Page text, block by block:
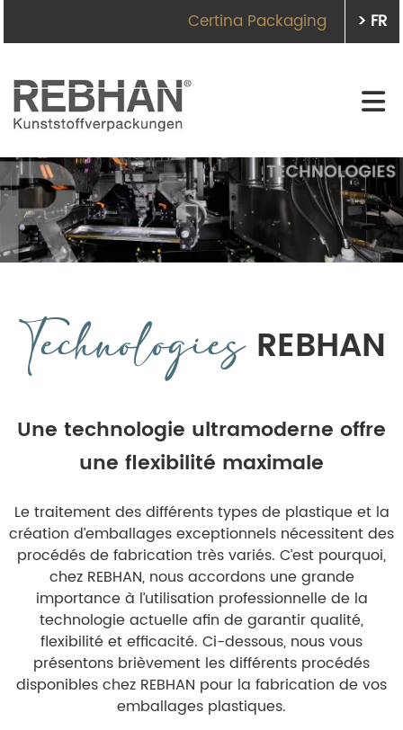
Certina Packaging > FR
Technologies REBHAN
Une technologie ultramoderne offre
une flexibilité maximale
Le traitement des différents types de plastique et la
création d’emballages exceptionnels nécessitent des
procédés de fabrication très variés. C’est pourquoi,
chez REBHAN, nous accordons une grande
importance à l’utilisation professionnelle de la
technologie actuelle afin de garantir qualité,
flexibilité et efficacité. Ci-dessous, nous vous
présentons brièvement les différents procédés
disponibles chez REBHAN pour la fabrication de vos
emballages plastiques.